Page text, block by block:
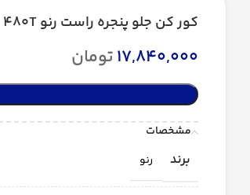
کور کن جلو پنجره راست رنو 480T
17,840,000تومان
مشخصات
برند رنو